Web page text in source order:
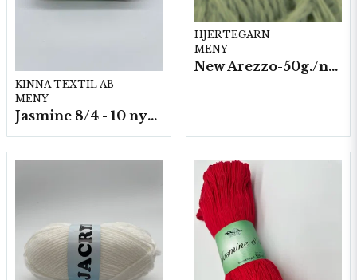
KINNA TEXTIL AB
MENY
Jasmine 8/4 - 10 nystan a50g./fp.
HJERTEGARN
MENY
New Arezzo-50g./nyst. 10 st/fp.